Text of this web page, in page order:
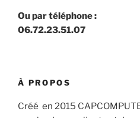
Ou par téléphone :
06.72.23.51.07
À PROPOS
Créé en 2015